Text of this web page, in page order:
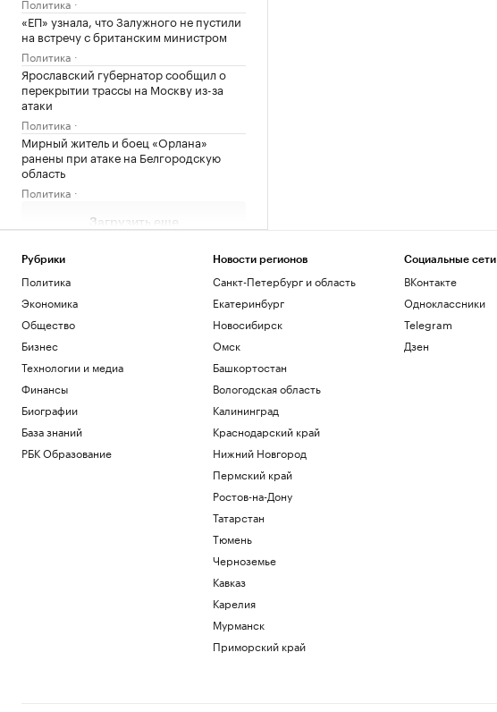
«ЕП» узнала, что Залужного не пустили
на встречу с британским министром
Политика
Ярославский губернатор сообщил о
перекрытии трассы на Москву из-за
атаки
Политика
Мирный житель и боец «Орлана»
ранены при атаке на Белгородскую
область
Политика
Загрузить еще
Рубрики
Политика
Экономика
Общество
Бизнес
Технологии и медиа
Финансы
Биографии
База знаний
РБК Образование
Новости регионов
Санкт-Петербург и область
Екатеринбург
Новосибирск
Омск
Башкортостан
Вологодская область
Калининград
Краснодарский край
Нижний Новгород
Пермский край
Ростов-на-Дону
Татарстан
Тюмень
Черноземье
Кавказ
Карелия
Мурманск
Приморский край
Социальные сети
ВКонтакте
Одноклассники
Telegram
Дзен